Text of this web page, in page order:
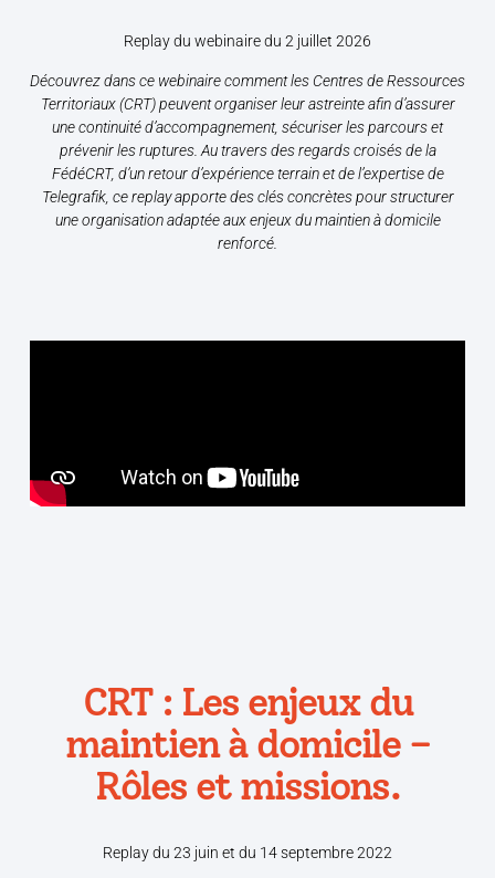
Replay du webinaire du 2 juillet 2026
Découvrez dans ce webinaire comment les Centres de Ressources
Territoriaux (CRT) peuvent organiser leur astreinte afin d’assurer
une continuité d’accompagnement, sécuriser les parcours et
prévenir les ruptures. Au travers des regards croisés de la
FédéCRT, d’un retour d’expérience terrain et de l’expertise de
Telegrafik, ce replay apporte des clés concrètes pour structurer
une organisation adaptée aux enjeux du maintien à domicile
renforcé.
CRT : Les enjeux du
maintien à domicile –
Rôles et missions.
Replay du 23 juin et du 14 septembre 2022